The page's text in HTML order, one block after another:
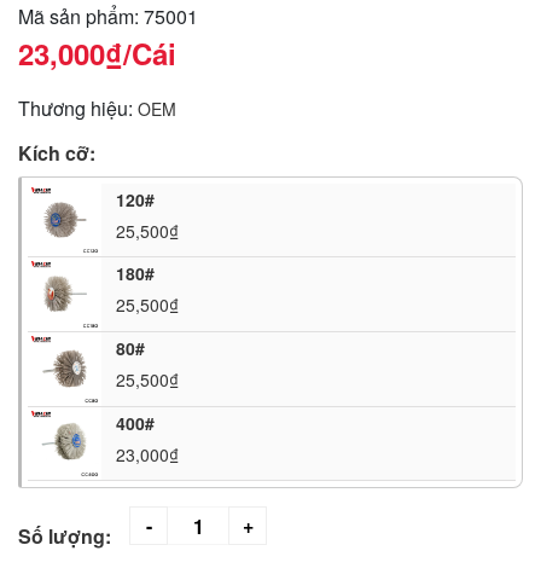
Mã sản phẩm: 75001
23,000₫/Cái
Thương hiệu: OEM
Kích cỡ:
120#
25,500₫
180#
25,500₫
80#
25,500₫
400#
23,000₫
Số lượng: